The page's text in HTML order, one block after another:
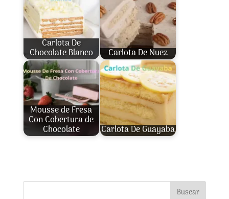
Carlota De
Chocolate Blanco Carlota De Nuez
Mousse de Fresa
Con Cobertura de
Chocolate Carlota De Guayaba
Buscar